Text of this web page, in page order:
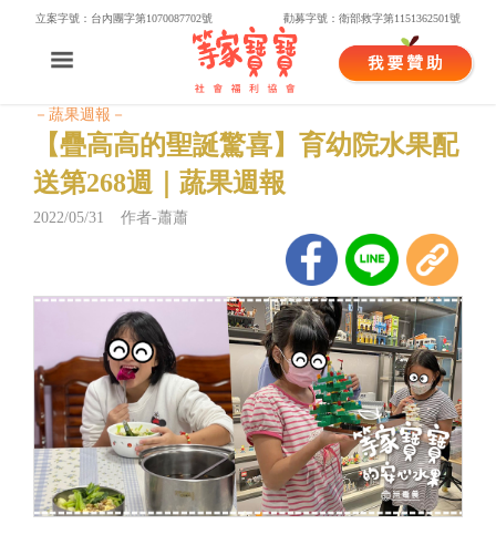
立案字號：台內團字第1070087702號 勸募字號：衛部救字第1151362501號
－蔬果週報－
【​疊高高的聖誕驚喜】育幼院水果配
送第268週｜蔬果週報
2022/05/31 作者-蕭蕭